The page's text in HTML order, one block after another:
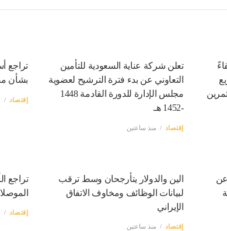
تعلن شركة عناية السعودية للتأمين
التعاوني عن بدء فترة الترشيح لعضوية
مجلس الإدارة للدورة القادمة 1448
-1452 هـ
إقتصاد منذ ساعتين
تراجع
بشأن
إقتصاد
عن
الين والدولار يتأرجحان وسط ترقب
لبيانات الوظائف ومخاوف الاتفاق
الإيراني
إقتصاد منذ ساعتين
تراجع
إقتصاد